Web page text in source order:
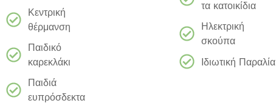
Κεντρική
θέρμανση
Παιδικό
καρεκλάκι
Παιδιά
ευπρόσδεκτα
τα κατοικίδια
Ηλεκτρική
σκούπα
Ιδιωτική Παραλία